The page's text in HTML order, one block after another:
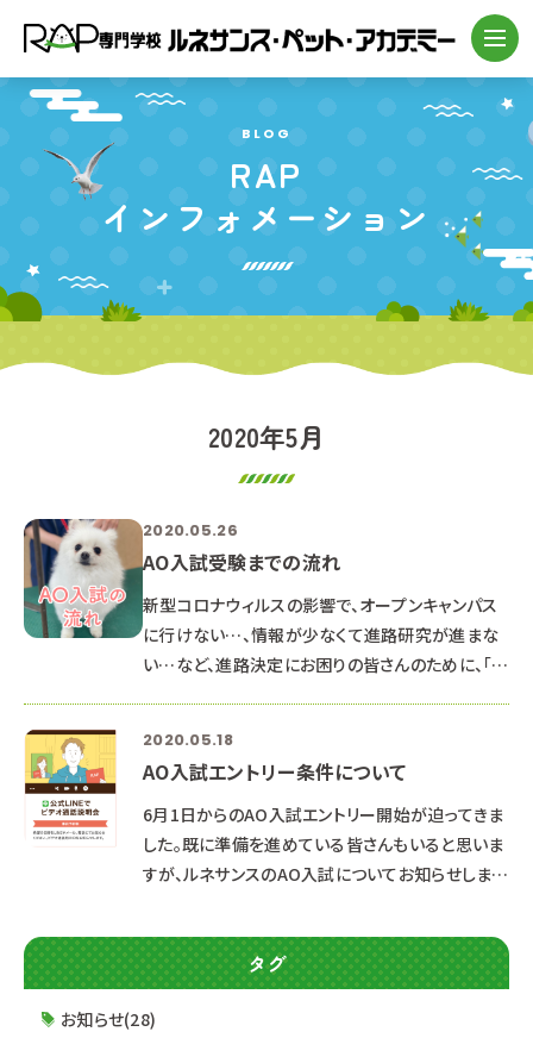
BLOG
RAP
インフォメーション
2020年5月
2020.05.26
AO入試受験までの流れ
新型コロナウィルスの影響で、オープンキャンパス
に行けない…、情報が少なくて進路研究が進まな
い…など、進路決定にお困りの皆さんのために、「進
れを確認しましょう。 ①資料請求 最新のパンフ
レット・入学ガイドブック（募集要項）・2019年度最
新就職情報をお届けします。 ホームページから資
料請求頂いた方には、「プレゼント引換券」を同封
♪オープンキャンパスにお越し頂
2020.05.18
AO入試エントリー条件について
6月1日からのAO入試エントリー開始が迫ってきま
した。既に準備を進めている皆さんもいると思いま
すが、ルネサンスのAO入試についてお知らせしま
オープンキャンパスに本人が2回以上参加し、学校
理解を深める ②保護者の方は2020年3月以降の
保護者説明会（オープンキャンパス内で開催）に1
回以上参加し、学校理解を深める。 公共交通機関
タグ
お知らせ(28)